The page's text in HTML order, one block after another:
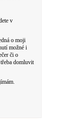
v
o moji
možné i
či o
domluvit